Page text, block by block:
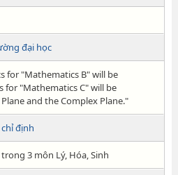
đại học
for "Mathematics B" will be
for "Mathematics C" will be
and the Complex Plane."
định
3 môn Lý, Hóa, Sinh